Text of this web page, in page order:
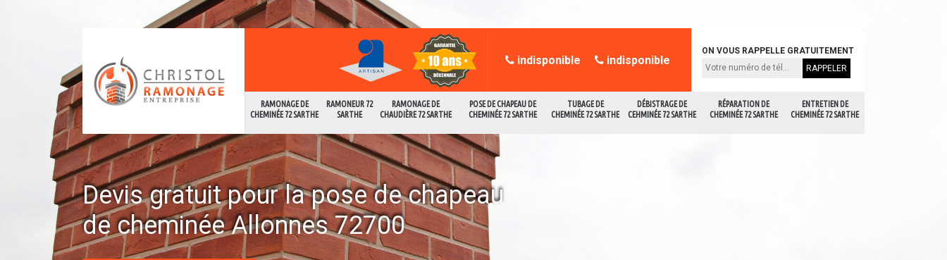
RAMONAGE DE
CHEMINÉE 72 SARTHE
RAMONEUR 72
SARTHE
RAMONAGE DE
CHAUDIÈRE 72 SARTHE
POSE DE CHAPEAU DE
CHEMINÉE 72 SARTHE
TUBAGE DE
CHEMINÉE 72 SARTHE
DÉBISTRAGE DE
CEHMINÉE 72 SARTHE
RÉPARATION DE
CHEMINÉE 72 SARTHE
ENTRETIEN DE
CHEMINÉE 72 SARTHE
indisponible indisponible
ON VOUS RAPPELLE GRATUITEMENT
Devis gratuit pour la pose de chapeau
de cheminée Allonnes 72700